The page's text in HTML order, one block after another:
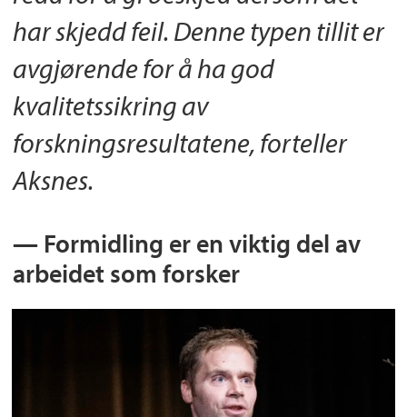
har skjedd feil. Denne typen tillit er
avgjørende for å ha god
kvalitetssikring av
forskningsresultatene, forteller
Aksnes.
— Formidling er en viktig del av
arbeidet som forsker